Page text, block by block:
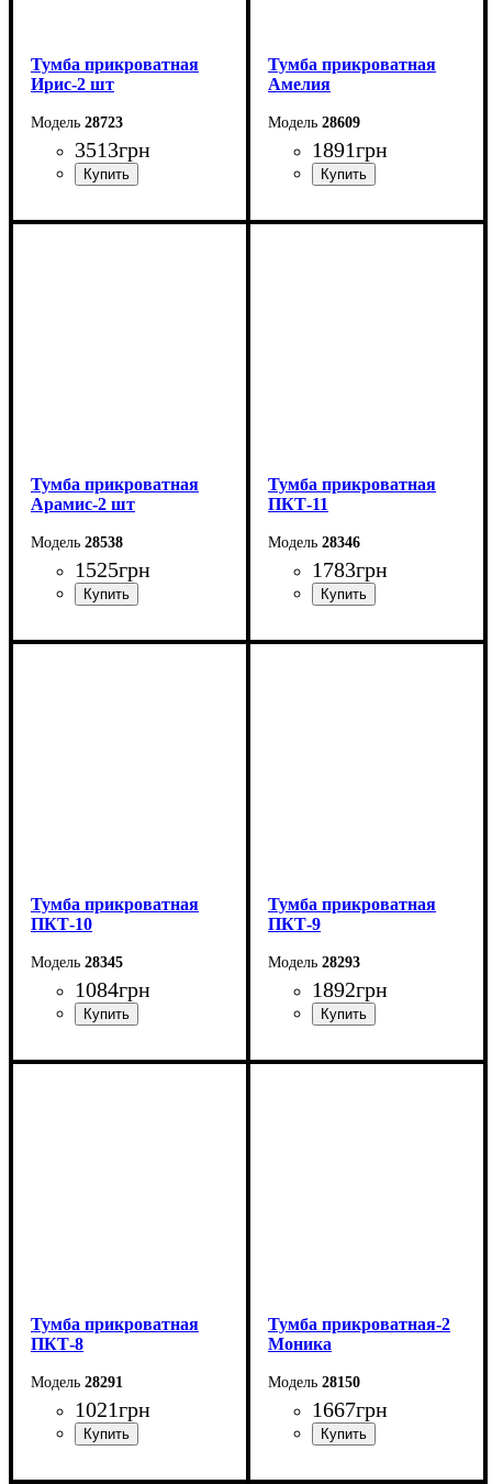
Тумба прикроватная
Ирис-2 шт
28723
3513грн
Ширина: 49 см
Тумба прикроватная
Амелия
28609
1891грн
Ширина: 50 см
Тумба прикроватная
Арамис-2 шт
28538
1525грн
Ширина: 40,2 см
Тумба прикроватная
ПКТ-11
28346
1783грн
Ширина: 40 см
Тумба прикроватная
ПКТ-10
28345
1084грн
Ширина: 40 см
Тумба прикроватная
ПКТ-9
28293
1892грн
Ширина: 48 см
Тумба прикроватная
ПКТ-8
28291
1021грн
Тумба прикроватная-2
Моника
28150
1667грн